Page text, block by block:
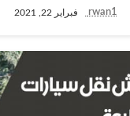
rwan1 فبراير 22, 2021